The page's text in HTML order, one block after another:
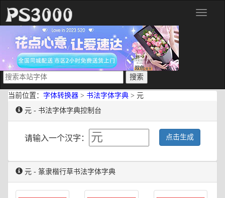
分
当前位置： 字体转换器 > 书法字体字典 > 元
元 - 书法字体字典控制台
请输入一个汉字： 点击生成
元 - 篆隶楷行草书法字体字典